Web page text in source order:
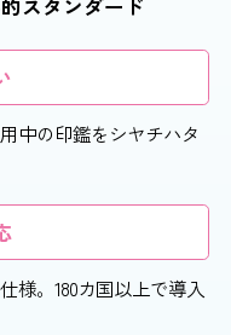
中の印鑑をシヤチハタ
様。180カ国以上で導入